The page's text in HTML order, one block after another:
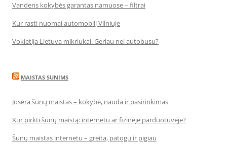
Vandens kokybės garantas namuose – filtrai
Kur rasti nuomai automobilį Vilniuje
Vokietija Lietuva mikriukai. Geriau nei autobusu?
MAISTAS SUNIMS
Josera šunų maistas – kokybė, nauda ir pasirinkimas
Kur pirkti šunų maistą: internetu ar fizinėje parduotuvėje?
Šunų maistas internetu – greita, patogu ir pigiau